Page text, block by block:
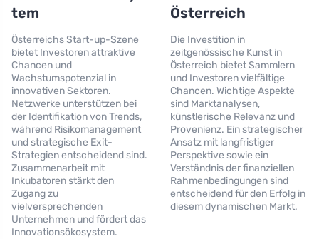
tem
Österreichs Start-up-Szene
bietet Investoren attraktive
Chancen und
Wachstumspotenzial in
innovativen Sektoren.
Netzwerke unterstützen bei
der Identifikation von Trends,
während Risikomanagement
und strategische Exit-
Strategien entscheidend sind.
Zusammenarbeit mit
Inkubatoren stärkt den
Zugang zu
vielversprechenden
Unternehmen und fördert das
Innovationsökosystem.
Österreich
Die Investition in
zeitgenössische Kunst in
Österreich bietet Sammlern
und Investoren vielfältige
Chancen. Wichtige Aspekte
sind Marktanalysen,
künstlerische Relevanz und
Provenienz. Ein strategischer
Ansatz mit langfristiger
Perspektive sowie ein
Verständnis der finanziellen
Rahmenbedingungen sind
entscheidend für den Erfolg in
diesem dynamischen Markt.